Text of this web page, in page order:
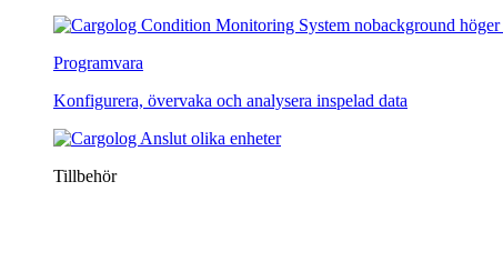
Programvara
Konfigurera, övervaka och analysera inspelad data
Tillbehör